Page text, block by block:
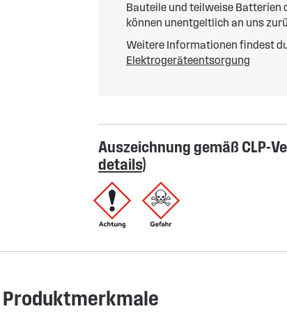
Bauteile und teilweise
können unentgeltlich an uns
Weitere Informationen findest
Elektrogeräteentsorgung
Auszeichnung gemäß CLP-
details)
Produktmerkmale